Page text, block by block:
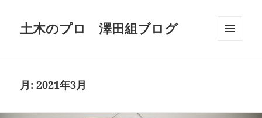
土木のプロ 澤田組ブログ
月:2021年3月